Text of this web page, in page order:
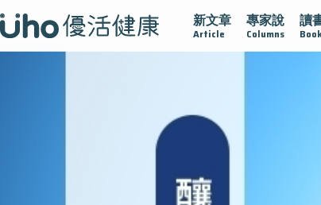
新文章
Article
專家說
Columns
讀
醫學 愛的未來視 認識攝護腺肥大 守護骨骼健